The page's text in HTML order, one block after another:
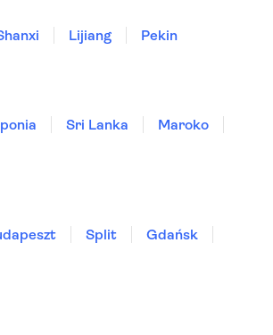
Lijiang
Pekin
Sri Lanka
Maroko
Split
Gdańsk